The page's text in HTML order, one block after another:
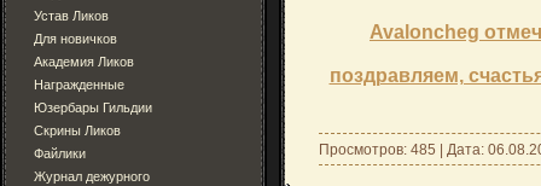
Устав Ликов
Для новичков
Академия Ликов
Награжденные
Юзербары Гильдии
Скрины Ликов
Файлики
Журнал дежурного
Avaloncheg
поздравляем,
Просмотров: 485 | Дата: